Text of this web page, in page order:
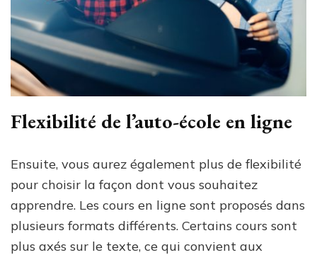
Flexibilité de l’auto-école en ligne
Ensuite, vous aurez également plus de flexibilité
pour choisir la façon dont vous souhaitez
apprendre. Les cours en ligne sont proposés dans
plusieurs formats différents. Certains cours sont
plus axés sur le texte, ce qui convient aux